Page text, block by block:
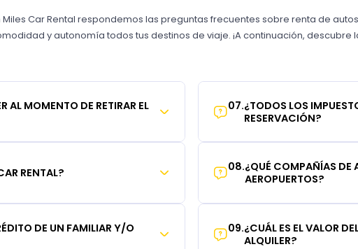
Miles Car Rental respondemos las preguntas frecuentes sobre renta de
y autonomía todos tus destinos de viaje. ¡A continuación, descubre
AL MOMENTO DE RETIRAR EL
RENTAL?
DE UN FAMILIAR Y/O
07.¿TODOS LOS
RESERVACIÓN?
08.¿QUÉ COMPAÑÍAS DE
AEROPUERTOS?
09.¿CUÁL ES EL VALOR
ALQUILER?